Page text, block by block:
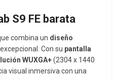
S9 FE barata
combina un diseño
Con su pantalla
WUXGA+(2304 x 1440
visual inmersiva con una